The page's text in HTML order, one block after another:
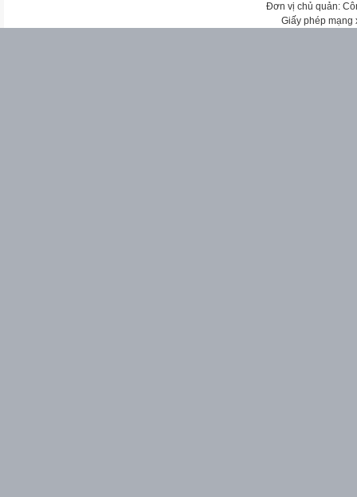
Đơn vị chủ quản:
Giấy phép mạng